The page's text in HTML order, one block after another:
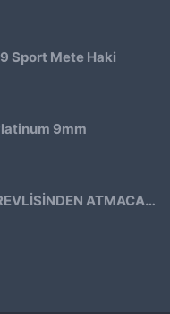
Sport Mete Haki
9mm
EMEKLİ EMNİYET GÖREVLİSİNDEN ATMACA 53 KLASİK14